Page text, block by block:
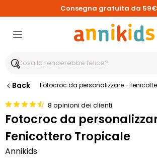
Consegna gratuita da 59€
Back Fotocroc da personalizzare -
8 opinioni dei clienti
Fotocroc da
Fenicottero Tropicale
Annikids